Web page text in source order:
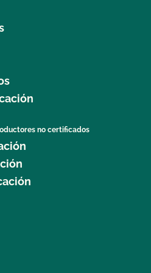
¿Cómo puedo
de inicio de
autorizados?
operación?no certificados